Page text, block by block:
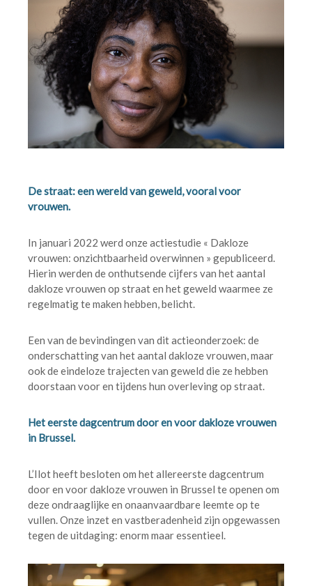
De straat: een wereld van geweld, vooral voor
vrouwen.
In januari 2022 werd onze actiestudie « Dakloze
vrouwen: onzichtbaarheid overwinnen » gepubliceerd.
Hierin werden de onthutsende cijfers van het aantal
dakloze vrouwen op straat en het geweld waarmee ze
regelmatig te maken hebben, belicht.
Een van de bevindingen van dit actieonderzoek: de
onderschatting van het aantal dakloze vrouwen, maar
ook de eindeloze trajecten van geweld die ze hebben
doorstaan voor en tijdens hun overleving op straat.
Het eerste dagcentrum door en voor dakloze vrouwen
in Brussel.
L’Ilot heeft besloten om het allereerste dagcentrum
door en voor dakloze vrouwen in Brussel te openen om
deze ondraaglijke en onaanvaardbare leemte op te
vullen. Onze inzet en vastberadenheid zijn opgewassen
tegen de uitdaging: enorm maar essentieel.